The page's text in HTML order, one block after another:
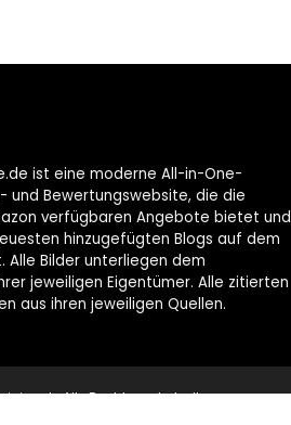
ist eine moderne All-in-One-
und Bewertungswebsite, die die
verfügbaren Angebote bietet und
hinzugefügten Blogs auf dem
Alle Bilder unterliegen dem
jeweiligen Eigentümer. Alle zitierten
aus ihren jeweiligen Quellen.
Alle Rechte vorbehalten